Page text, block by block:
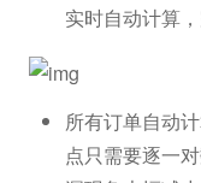
实时自动计算
所有订单自动
点只需要逐一